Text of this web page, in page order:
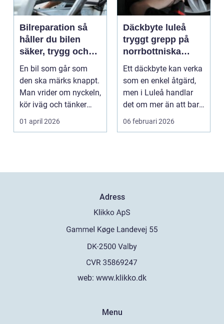
Bilreparation så
håller du bilen
säker, trygg och
ekonomisk
En bil som går som
den ska märks knappt.
Man vrider om nyckeln,
kör iväg och tänker
inte mer på det....
01 april 2026
Däckbyte luleå
tryggt grepp på
norrbottniska
vägar
Ett däckbyte kan verka
som en enkel åtgärd,
men i Luleå handlar
det om mer än att bara
byta gummi mo...
06 februari 2026
Adress
web: www.klikko.dk
Menu